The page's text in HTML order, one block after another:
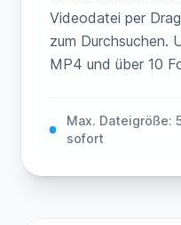
Videodatei per
zum Durchsuchen.
MP4 und über 10
Max. Dateigröße:
sofort